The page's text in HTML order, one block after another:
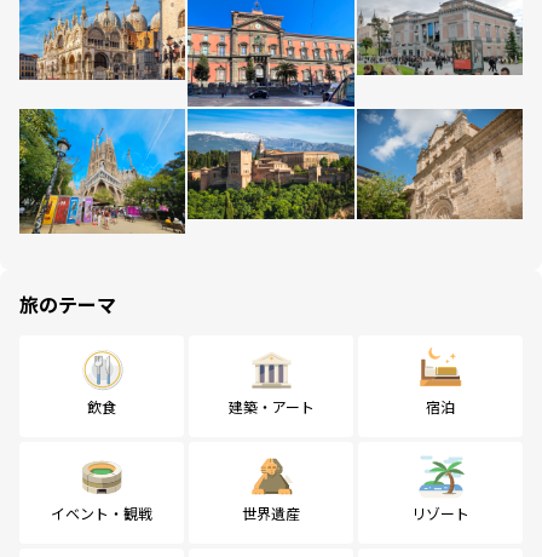
旅のテーマ
飲食 建築・アート 宿泊
イベント・観戦 世界遺産 リゾート